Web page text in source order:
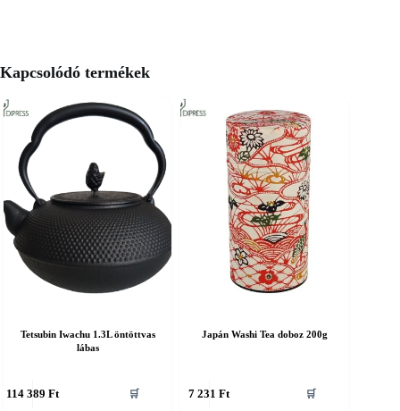
Kapcsolódó termékek
Tetsubin Iwachu 1.3L öntöttvas
lábas
114 389 Ft 🛒
Japán Washi Tea doboz 200g
7 231Ft 🛒